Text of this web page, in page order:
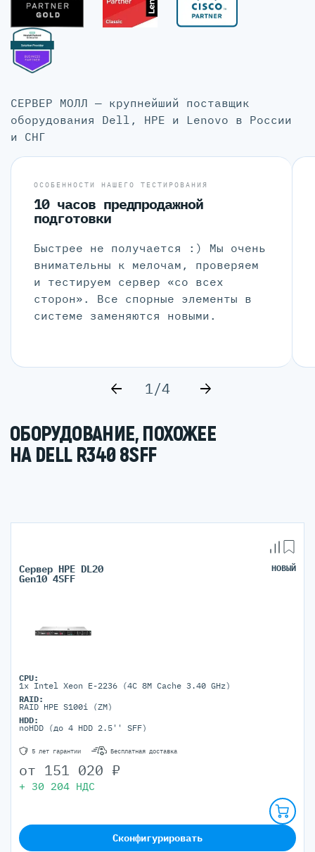
СЕРВЕР МОЛЛ — крупнейший поставщик
оборудования Dell, HPE и Lenovo в России
и СНГ
ОСОБЕННОСТИ НАШЕГО ТЕСТИРОВАНИЯ
10 часов предпродажной
подготовки
Быстрее не получается :) Мы очень
внимательны к мелочам, проверяем
и тестируем сервер «со всех
сторон». Все спорные элементы в
системе заменяются новыми.
1/4
ОБОРУДОВАНИЕ, ПОХОЖЕЕ
НА DELL R340 8SFF
Сервер HPE DL20
Gen10 4SFF
НОВЫЙ
CPU:
1x Intel Xeon E-2236 (4C 8M Cache 3.40 GHz)
RAID:
RAID HPE S100i (ZM)
HDD:
noHDD (до 4 HDD 2.5'' SFF)
5 лет гарантии Бесплатная доставка
от 151 020 ₽
+ 30 204 НДС
Сконфигурировать